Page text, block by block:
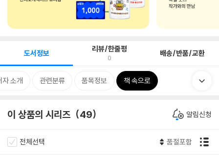
도서정보 리뷰/한줄평
0 배송/반품/교환
자 소개 관련분류 품목정보 책 속으로
이 상품의 시리즈 49 알림신청
전체선택 품절포함